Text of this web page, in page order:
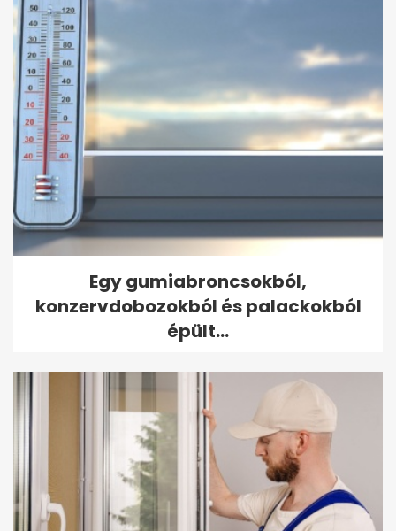
Egy gumiabroncsokból,
konzervdobozokból és palackokból
épült...